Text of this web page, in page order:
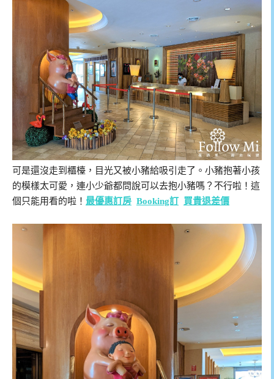
可是還沒走到櫃檯，目光又被小豬給吸引走了。小豬抱著小孩
的模樣太可愛，連小少爺都問說可以去抱小豬嗎？不行啦！這
個只能用看的啦！ 最優惠訂房 Booking訂 買貴退差價